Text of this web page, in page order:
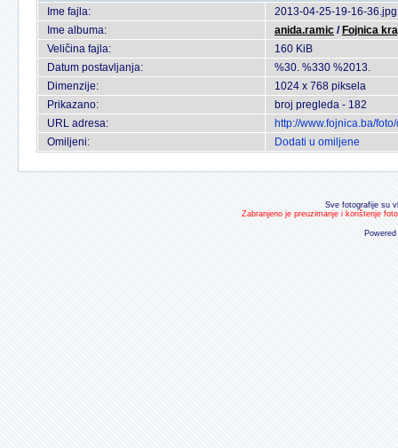
Ime fajla:
2013-04-25-19-16-36.jpg
Ime albuma:
anida.ramic / Fojnica
Veličina fajla:
160 KiB
Datum postavljanja:
%30. %330 %2013.
Dimenzije:
1024 x 768 piksela
Prikazano:
broj pregleda - 182
URL adresa:
http://www.fojnica.ba/
Omiljeni:
Dodati u omiljene
Sve fotografije su
Zabranjeno je preuzimanje i korištenje